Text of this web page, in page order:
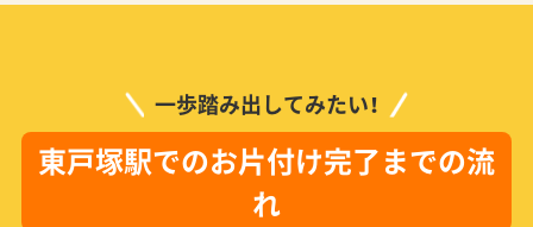
一歩踏み出してみたい！
東戸塚駅でのお片付け完了までの流
れ